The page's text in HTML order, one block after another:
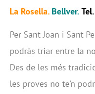
La Rosella. Bellver.
Per Sant Joan i Sant
podràs triar entre la
Des de les més
les proves no te’n